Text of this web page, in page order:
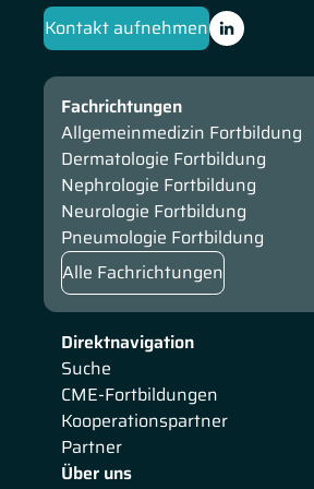
Kontakt aufnehmen
Direktnavigation
Suche
CME-Fortbildungen
Kooperationspartner
Partner
Über uns
Fachrichtungen
Allgemeinmedizin Fortbildung
Dermatologie Fortbildung
Nephrologie Fortbildung
Neurologie Fortbildung
Pneumologie Fortbildung
Alle Fachrichtungen